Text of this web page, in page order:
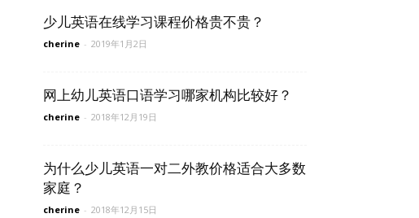
少儿英语在线学习课程价格贵不贵？
cherine - 2019年1月2日
网上幼儿英语口语学习哪家机构比较好？
cherine - 2018年12月19日
为什么少儿英语一对二外教价格适合大多数
家庭？
cherine - 2018年12月15日